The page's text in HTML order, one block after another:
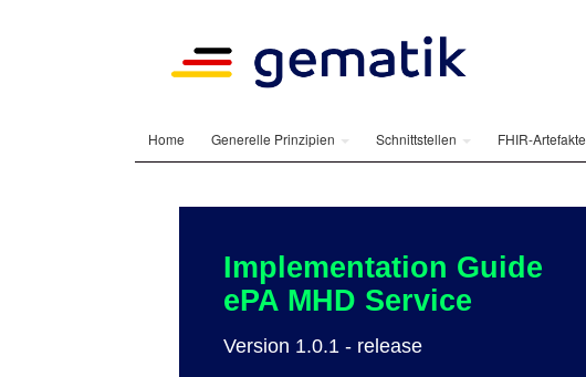
Home Generelle Prinzipien Schnittstellen FHIR-Artefakte
Implementation Guide
ePA MHD Service
Version 1.0.1 - release